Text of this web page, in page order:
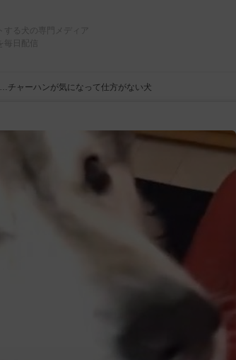
する犬の専門メディア
日配信
チャーハンが気になって仕方がない犬